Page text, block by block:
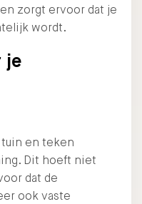
zorgt ervoor dat je
wordt.
je
en teken
Dit hoeft niet
dat de
ook vaste